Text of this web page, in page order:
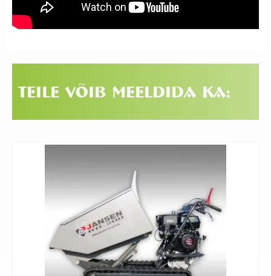
Teile võib meeldida ka: